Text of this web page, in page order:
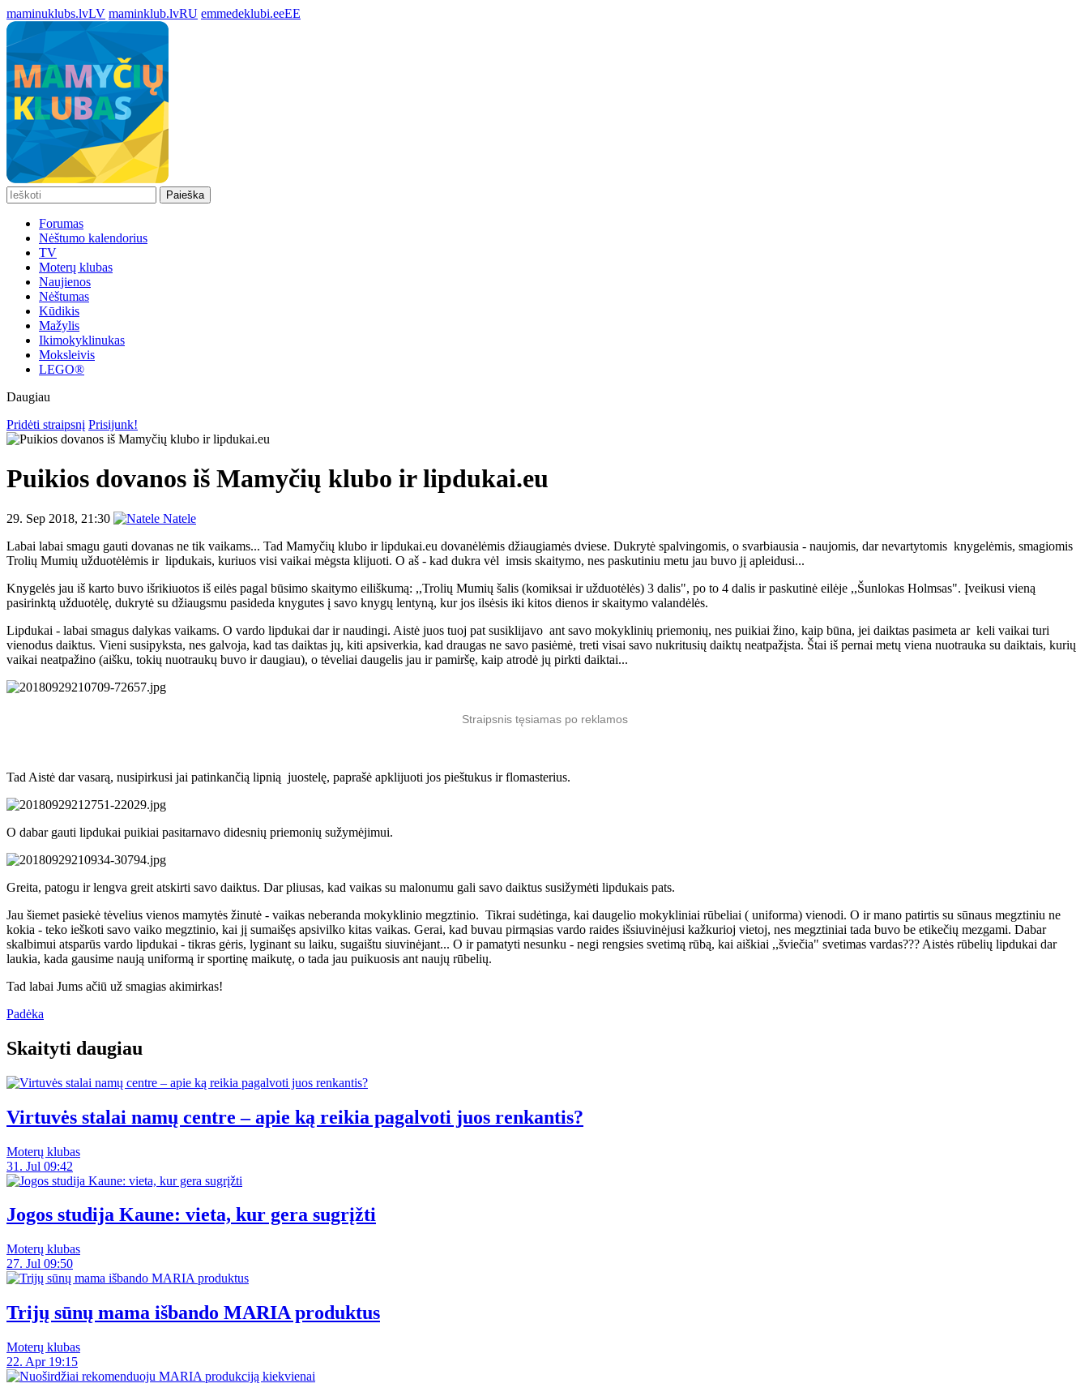
maminuklubs.lvLV maminklub.lvRU emmedeklubi.eeEE
Paieška
Forumas
Nėštumo kalendorius
TV
Moterų klubas
Naujienos
Nėštumas
Kūdikis
Mažylis
Ikimokyklinukas
Moksleivis
LEGO®
Daugiau
Pridėti straipsnį Prisijunk!
Puikios dovanos iš Mamyčių klubo ir lipdukai.eu
29. Sep 2018, 21:30
Natele
Labai labai smagu gauti dovanas ne tik vaikams... Tad Mamyčių klubo ir lipdukai.eu dovanėlėmis džiaugiamės dviese. Dukrytė spalvingomis, o svarbiausia - naujomis, dar nevartytomis knygelėmis, smagiomis
Trolių Mumių užduotėlėmis ir lipdukais, kuriuos visi vaikai mėgsta klijuoti. O aš - kad dukra vėl imsis skaitymo, nes paskutiniu metu jau buvo jį apleidusi...
Knygelės jau iš karto buvo išrikiuotos iš eilės pagal būsimo skaitymo eiliškumą: ,,Trolių Mumių šalis (komiksai ir užduotėlės) 3 dalis", po to 4 dalis ir paskutinė eilėje ,,Šunlokas Holmsas". Įveikusi vieną
pasirinktą užduotėlę, dukrytė su džiaugsmu pasideda knygutes į savo knygų lentyną, kur jos ilsėsis iki kitos dienos ir skaitymo valandėlės.
Lipdukai - labai smagus dalykas vaikams. O vardo lipdukai dar ir naudingi. Aistė juos tuoj pat susiklijavo ant savo mokyklinių priemonių, nes puikiai žino, kaip būna, jei daiktas pasimeta ar keli vaikai turi
vienodus daiktus. Vieni susipyksta, nes galvoja, kad tas daiktas jų, kiti apsiverkia, kad draugas ne savo pasiėmė, treti visai savo nukritusių daiktų neatpažįsta. Štai iš pernai metų viena nuotrauka su daiktais, kurių
vaikai neatpažino (aišku, tokių nuotraukų buvo ir daugiau), o tėveliai daugelis jau ir pamiršę, kaip atrodė jų pirkti daiktai...
Straipsnis tęsiamas po reklamos
Tad Aistė dar vasarą, nusipirkusi jai patinkančią lipnią juostelę, paprašė apklijuoti jos pieštukus ir flomasterius.
O dabar gauti lipdukai puikiai pasitarnavo didesnių priemonių sužymėjimui.
Greita, patogu ir lengva greit atskirti savo daiktus. Dar pliusas, kad vaikas su malonumu gali savo daiktus susižymėti lipdukais pats.
Jau šiemet pasiekė tėvelius vienos mamytės žinutė - vaikas neberanda mokyklinio megztinio. Tikrai sudėtinga, kai daugelio mokykliniai rūbeliai ( uniforma) vienodi. O ir mano patirtis su sūnaus megztiniu ne
kokia - teko ieškoti savo vaiko megztinio, kai jį sumaišęs apsivilko kitas vaikas. Gerai, kad buvau pirmąsias vardo raides išsiuvinėjusi kažkurioj vietoj, nes megztiniai tada buvo be etikečių mezgami. Dabar
skalbimui atsparūs vardo lipdukai - tikras gėris, lyginant su laiku, sugaištu siuvinėjant... O ir pamatyti nesunku - negi rengsies svetimą rūbą, kai aiškiai ,,šviečia" svetimas vardas??? Aistės rūbelių lipdukai dar
laukia, kada gausime naują uniformą ir sportinę maikutę, o tada jau puikuosis ant naujų rūbelių.
Tad labai Jums ačiū už smagias akimirkas!
Padėka
Skaityti daugiau
Virtuvės stalai namų centre – apie ką reikia pagalvoti juos renkantis?
Moterų klubas
31. Jul 09:42
Jogos studija Kaune: vieta, kur gera sugrįžti
Moterų klubas
27. Jul 09:50
Trijų sūnų mama išbando MARIA produktus
Moterų klubas
22. Apr 19:15